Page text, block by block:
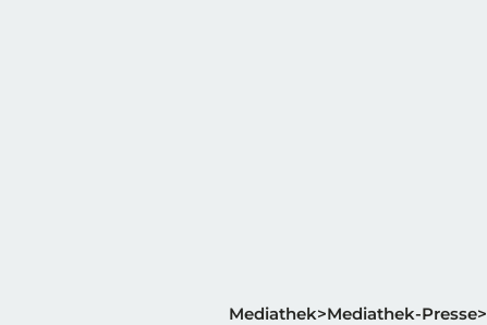
Mediathek Mediathek-Presse